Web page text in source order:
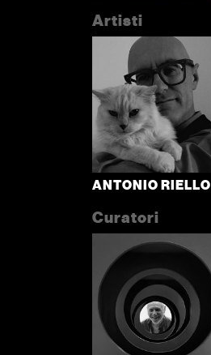
Artisti
ANTONIO RIELLO
Curatori